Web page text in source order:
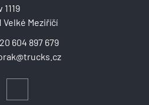
604 897 679
1119
Velké Meziříčí